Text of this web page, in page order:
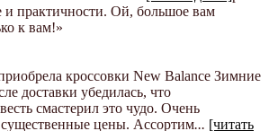
и практичности. Ой, большое вам
к вам!»
кроссовки New Balance Зимние
доставки убедилась, что
смастерил это чудо. Очень
цены. Ассортим... [читать